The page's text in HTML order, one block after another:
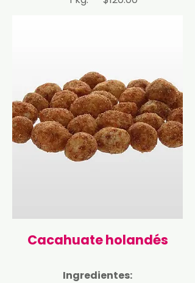
Cacahuate holandés
Ingredientes: